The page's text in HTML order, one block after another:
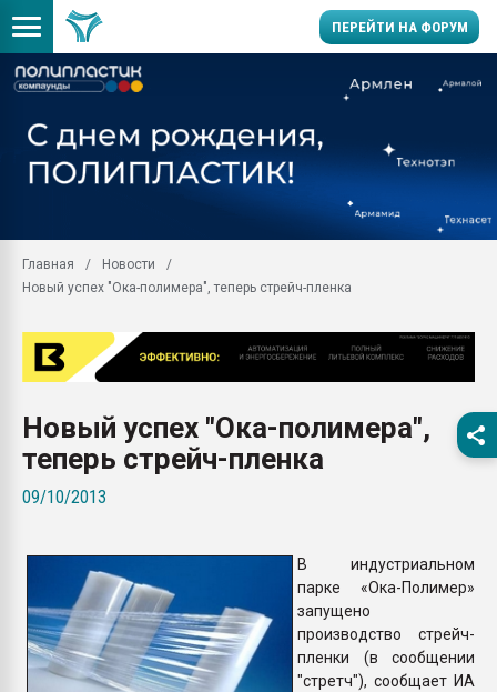
ПЕРЕЙТИ НА ФОРУМ
Вакуум-формовочные
28.07.2026
Всё, что касается
бутылок
Материал поверхности
вакуумного
ПЕРЕЙТИ НА
Главная
Новости
Новый успех "Ока-полимера", теперь стрейч-пленка
Новый успех "Ока-полимера",
теперь стрейч-пленка
09/10/2013
В индустриальном
парке «Ока-Полимер»
запущено
производство стрейч-
пленки (в сообщении
"стретч"), сообщает ИА